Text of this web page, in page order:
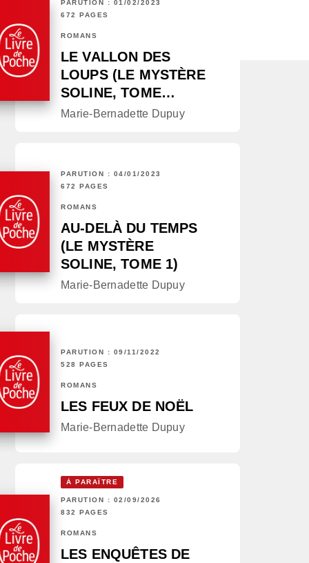
PARUTION : 01/02/2023
672 PAGES
ROMANS
LE VALLON DES
LOUPS (LE MYSTÈRE
SOLINE, TOME…
Marie-Bernadette Dupuy
PARUTION : 04/01/2023
672 PAGES
ROMANS
AU-DELÀ DU TEMPS
(LE MYSTÈRE
SOLINE, TOME 1)
Marie-Bernadette Dupuy
PARUTION : 09/11/2022
528 PAGES
ROMANS
LES FEUX DE NOËL
Marie-Bernadette Dupuy
À PARAÎTRE
PARUTION : 02/09/2026
832 PAGES
ROMANS
LES ENQUÊTES DE